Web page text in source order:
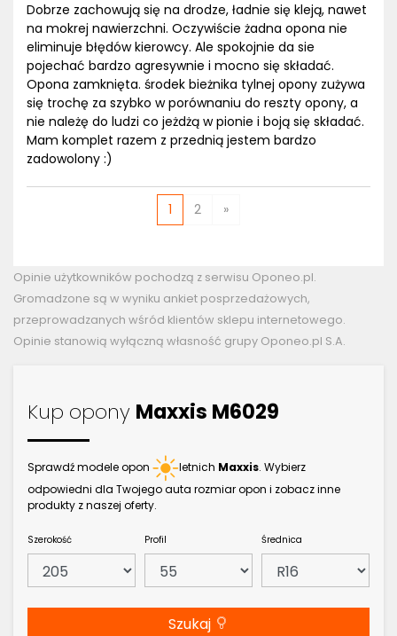
Dobrze zachowują się na drodze, ładnie się kleją, nawet
na mokrej nawierzchni. Oczywiście żadna opona nie
eliminuje błędów kierowcy. Ale spokojnie da sie
pojechać bardzo agresywnie i mocno się składać.
Opona zamknięta. środek bieżnika tylnej opony zużywa
się trochę za szybko w porównaniu do reszty opony, a
nie należę do ludzi co jeżdżą w pionie i boją się składać.
Mam komplet razem z przednią jestem bardzo
zadowolony :)
1 2 »
Opinie użytkowników pochodzą z serwisu Oponeo.pl.
Gromadzone są w wyniku ankiet posprzedażowych,
przeprowadzanych wśród klientów sklepu internetowego.
Opinie stanowią wyłączną własność grupy Oponeo.pl S.A.
Kup opony Maxxis M6029
Sprawdź modele opon letnich Maxxis. Wybierz
odpowiedni dla Twojego auta rozmiar opon i zobacz inne
produkty z naszej oferty.
Szerokość Profil Średnica
Szukaj